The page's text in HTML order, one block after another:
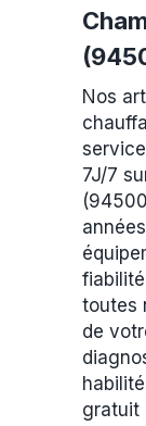
Nos
7J/7
toutes
de
gratuit